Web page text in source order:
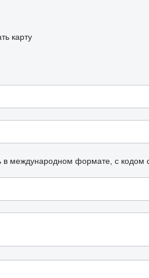
карту
в международном формате, с кодом